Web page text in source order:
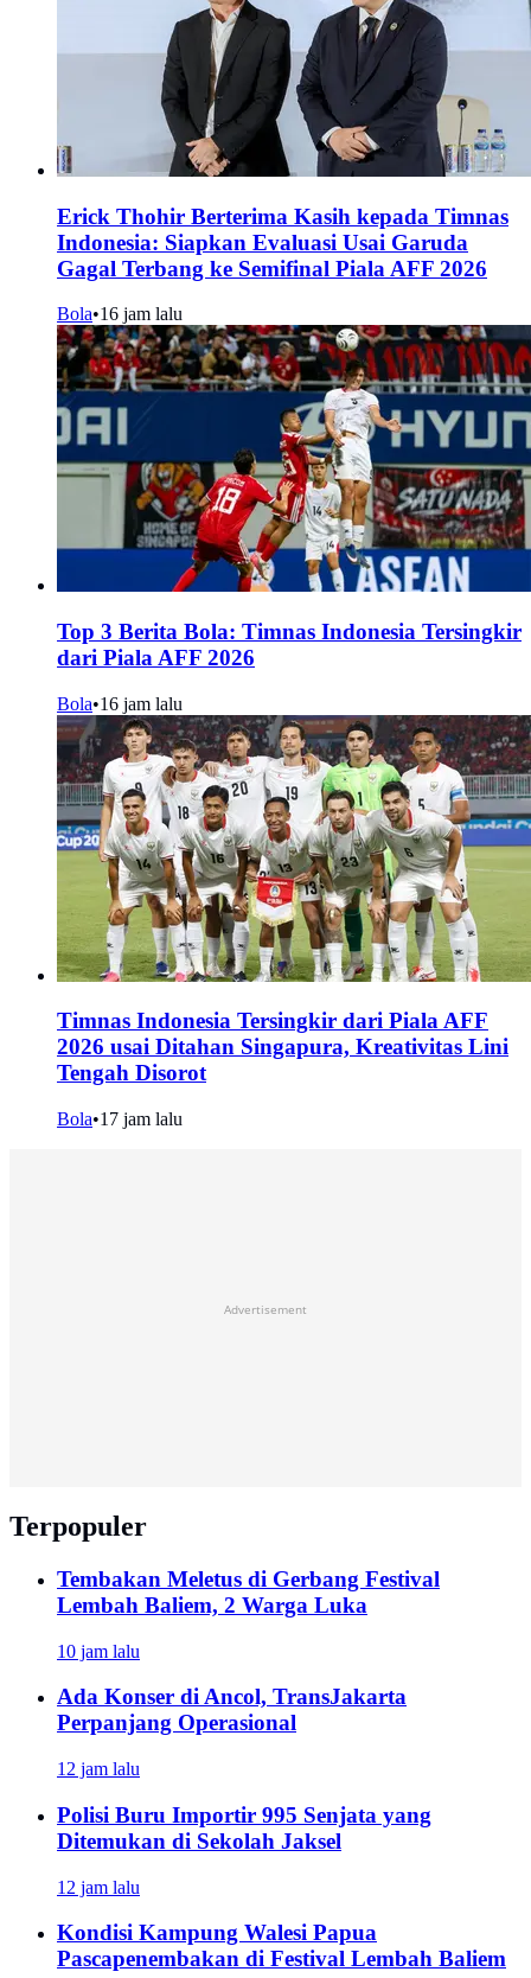
Erick Thohir Berterima Kasih kepada Timnas
Indonesia: Siapkan Evaluasi Usai Garuda
Gagal Terbang ke Semifinal Piala AFF 2026
Bola•16 jam lalu
Top 3 Berita Bola: Timnas Indonesia Tersingkir
dari Piala AFF 2026
Bola•16 jam lalu
Timnas Indonesia Tersingkir dari Piala AFF
2026 usai Ditahan Singapura, Kreativitas Lini
Tengah Disorot
Bola•17 jam lalu
Advertisement
Terpopuler
Tembakan Meletus di Gerbang Festival
Lembah Baliem, 2 Warga Luka
10 jam lalu
Ada Konser di Ancol, TransJakarta
Perpanjang Operasional
12 jam lalu
Polisi Buru Importir 995 Senjata yang
Ditemukan di Sekolah Jaksel
12 jam lalu
Kondisi Kampung Walesi Papua
Pascapenembakan di Festival Lembah Baliem